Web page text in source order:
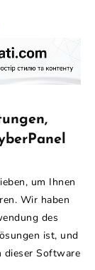
um Ihnen
Wir haben
des
ist, und
Software